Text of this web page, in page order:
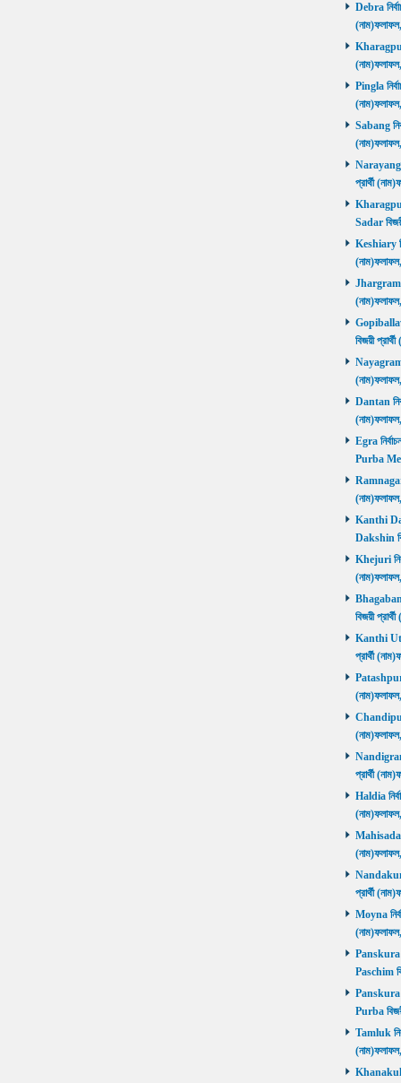
Debra
Kharagpur
Pingla
Sabang
প্রার্থী
Kharagpur
Sadar
Keshiary
Jhargram
বিজয়ী
Nayagram
Dantan
Egra
Purba
Ramnagar
Kanthi
Dakshin
Khejuri
বিজয়ী
Kanthi
প্রার্থী
Patashpur
Chandipur
Nandigram
প্রার্থী
Haldia
Mahisadal
প্রার্থী
Moyna
Panskura
Paschim
Panskura
Purba
Tamluk
Khanakul